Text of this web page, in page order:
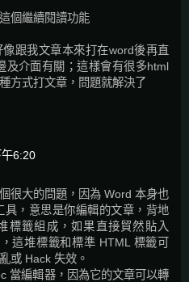
個繼續閱讀功能
跟我文章本來打在word後再直
及介面有關；這樣會有很多html
方式打文章，問題就解決了
6:20
很大的問題，因為 Word 本身也
具，意思是你編輯的文章，背地
標籤組成，如果直接貿然貼入
這堆標籤和標準 HTML 標籤可
或 Hack 失效。
當編輯器，因為它的文章可以轉